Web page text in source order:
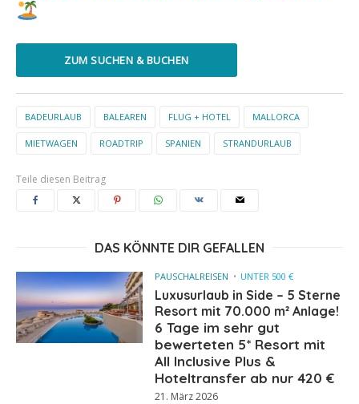
ZUM SUCHEN & BUCHEN
BADEURLAUB BALEAREN FLUG + HOTEL MALLORCA
MIETWAGEN ROADTRIP SPANIEN STRANDURLAUB
Teile diesen Beitrag
DAS KÖNNTE DIR GEFALLEN
PAUSCHALREISEN UNTER 500 €
Luxusurlaub in Side – 5 Sterne
Resort mit 70.000 m² Anlage!
6 Tage im sehr gut
bewerteten 5* Resort mit
All Inclusive Plus &
Hoteltransfer ab nur 420 €
21. März 2026